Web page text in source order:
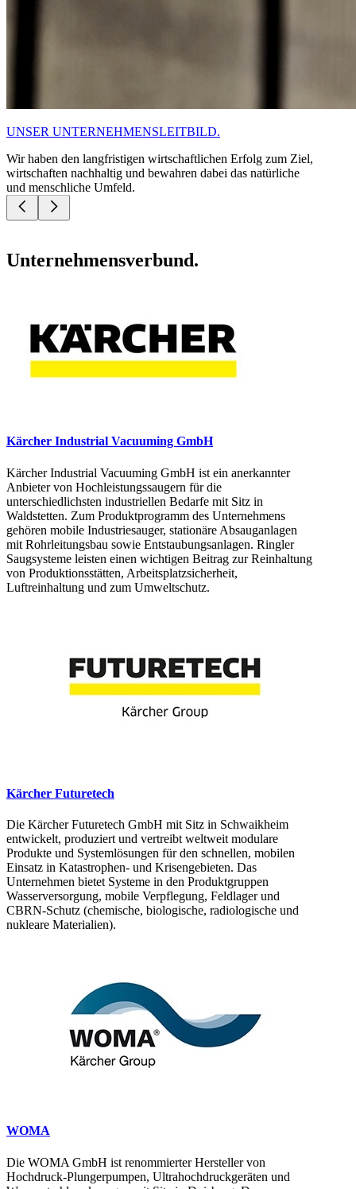
UNSER UNTERNEHMENSLEITBILD.
Wir haben den langfristigen wirtschaftlichen Erfolg zum Ziel,
wirtschaften nachhaltig und bewahren dabei das natürliche
und menschliche Umfeld.
Unternehmensverbund.
Kärcher Industrial Vacuuming GmbH
Kärcher Industrial Vacuuming GmbH ist ein anerkannter
Anbieter von Hochleistungssaugern für die
unterschiedlichsten industriellen Bedarfe mit Sitz in
Waldstetten. Zum Produktprogramm des Unternehmens
gehören mobile Industriesauger, stationäre Absauganlagen
mit Rohrleitungsbau sowie Entstaubungsanlagen. Ringler
Saugsysteme leisten einen wichtigen Beitrag zur Reinhaltung
von Produktionsstätten, Arbeitsplatzsicherheit,
Luftreinhaltung und zum Umweltschutz.
Kärcher Futuretech
Die Kärcher Futuretech GmbH mit Sitz in Schwaikheim
entwickelt, produziert und vertreibt weltweit modulare
Produkte und Systemlösungen für den schnellen, mobilen
Einsatz in Katastrophen- und Krisengebieten. Das
Unternehmen bietet Systeme in den Produktgruppen
Wasserversorgung, mobile Verpflegung, Feldlager und
CBRN-Schutz (chemische, biologische, radiologische und
nukleare Materialien).
WOMA
Die WOMA GmbH ist renommierter Hersteller von
Hochdruck-Plungerpumpen, Ultrahochdruckgeräten und